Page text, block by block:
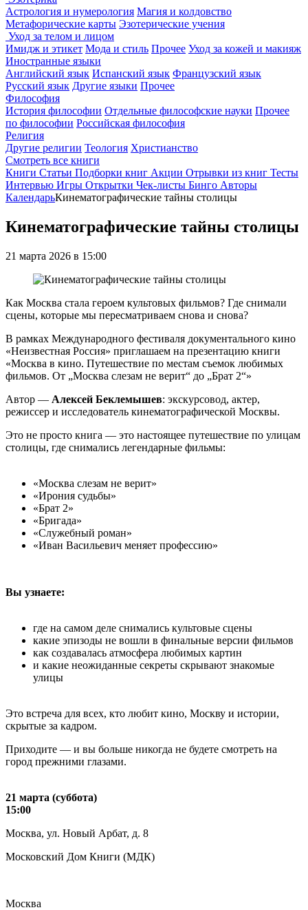
Астрология и нумерология Магия и колдовство
Метафорические карты Эзотерические учения
Уход за телом и лицом
Имидж и этикет Мода и стиль Прочее Уход за кожей и макияж
Иностранные языки
Английский язык Испанский язык Французский язык
Русский язык Другие языки Прочее
Философия
История философии Отдельные философские науки Прочее
по философии Российская философия
Религия
Другие религии Теология Христианство
Смотреть все книги
Книги Статьи Подборки книг Акции Отрывки из книг Тесты
Интервью Игры Открытки Чек-листы Бинго Авторы
КалендарьКинематографические тайны столицы
Кинематографические тайны столицы
21 марта 2026 в 15:00
Как Москва стала героем культовых фильмов? Где снимали
сцены, которые мы пересматриваем снова и снова?
В рамках Международного фестиваля документального кино
«Неизвестная Россия» приглашаем на презентацию книги
«Москва в кино. Путешествие по местам съемок любимых
фильмов. От „Москва слезам не верит“ до „Брат 2“»
Автор — Алексей Беклемышев: экскурсовод, актер,
режиссер и исследователь кинематографической Москвы.
Это не просто книга — это настоящее путешествие по улицам
столицы, где снимались легендарные фильмы:
«Москва слезам не верит»
«Ирония судьбы»
«Брат 2»
«Бригада»
«Служебный роман»
«Иван Васильевич меняет профессию»
Вы узнаете:
где на самом деле снимались культовые сцены
какие эпизоды не вошли в финальные версии фильмов
как создавалась атмосфера любимых картин
и какие неожиданные секреты скрывают знакомые
улицы
Это встреча для всех, кто любит кино, Москву и истории,
скрытые за кадром.
Приходите — и вы больше никогда не будете смотреть на
город прежними глазами.
21 марта (суббота)
15:00
Москва, ул. Новый Арбат, д. 8
Московский Дом Книги (МДК)
Москва